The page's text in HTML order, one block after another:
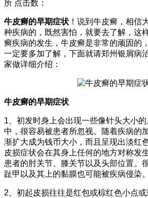
所 点击数：
牛皮癣的早期症状 ！说到牛皮癣，相信
种疾病的，既然害怕，就要去了解，这
癣疾病的发生，牛皮癣是非常的顽固的
一定要多加了解，下面就请郑州银屑病
家做详细介绍：
牛皮癣的早期症状
1、初发时身上会出现一些像针头大小
中，很容易被患者所忽视。随着疾病的
渐扩大成为钱币大小，而且呈现出淡红
皮损症状会在其身上任何的地方对称发
患者的肘关节、膝关节以及头部位置。
趾甲以及其上的黏膜也可能被疾病侵染。
2、初起皮损往往是红包或棕红色小点